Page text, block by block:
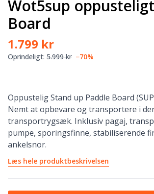
Wot5sup
Board
1.799 kr
Oprindeligt: 5.999 kr −70%
Oppustelig Stand up Paddle Board
Nemt at opbevare og transportere i
transportrygsæk. Inklusiv pagaj,
pumpe, sporingsfinne, stabiliserende
ankelsnor.
Læs hele produktbeskrivelsen